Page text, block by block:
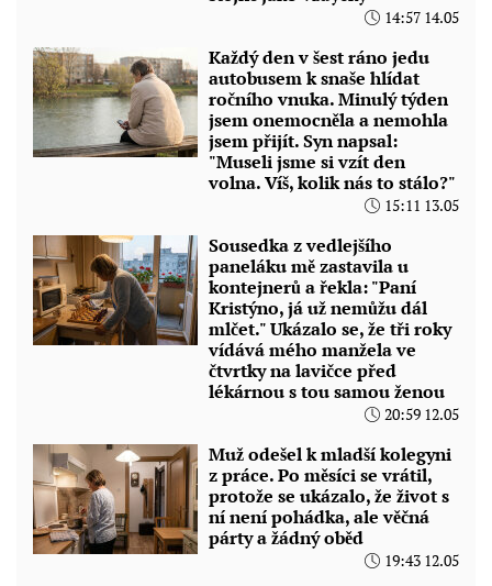
14:57 14.05
Každý den v šest ráno jedu
autobusem k snaše hlídat
ročního vnuka. Minulý týden
jsem onemocněla a nemohla
jsem přijít. Syn napsal:
"Museli jsme si vzít den
volna. Víš, kolik nás to stálo?"
15:11 13.05
Sousedka z vedlejšího
paneláku mě zastavila u
kontejnerů a řekla: "Paní
Kristýno, já už nemůžu dál
mlčet." Ukázalo se, že tři roky
vídává mého manžela ve
čtvrtky na lavičce před
lékárnou s tou samou ženou
20:59 12.05
Muž odešel k mladší kolegyni
z práce. Po měsíci se vrátil,
protože se ukázalo, že život s
ní není pohádka, ale věčná
párty a žádný oběd
19:43 12.05